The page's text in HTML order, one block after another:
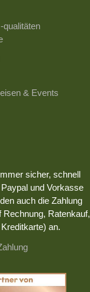
qualitäten
& Events
sicher, schnell
und Vorkasse
auch die Zahlung
Rechnung, Ratenkauf,
an.